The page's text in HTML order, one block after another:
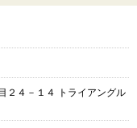
２４－１４ トライアングル